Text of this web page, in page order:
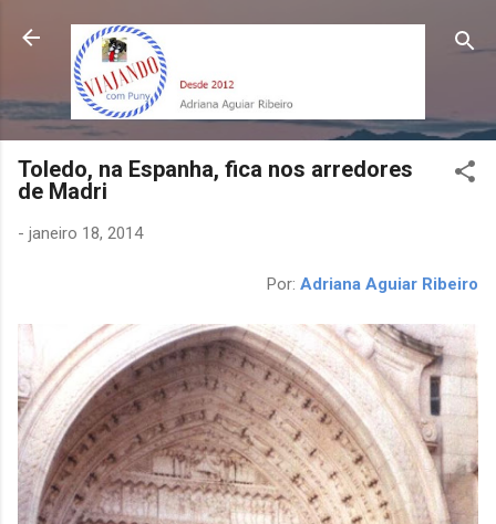
Pular para o conteúdo principal
Toledo, na Espanha, fica nos arredores
de Madri
- janeiro 18, 2014
Por: Adriana Aguiar Ribeiro